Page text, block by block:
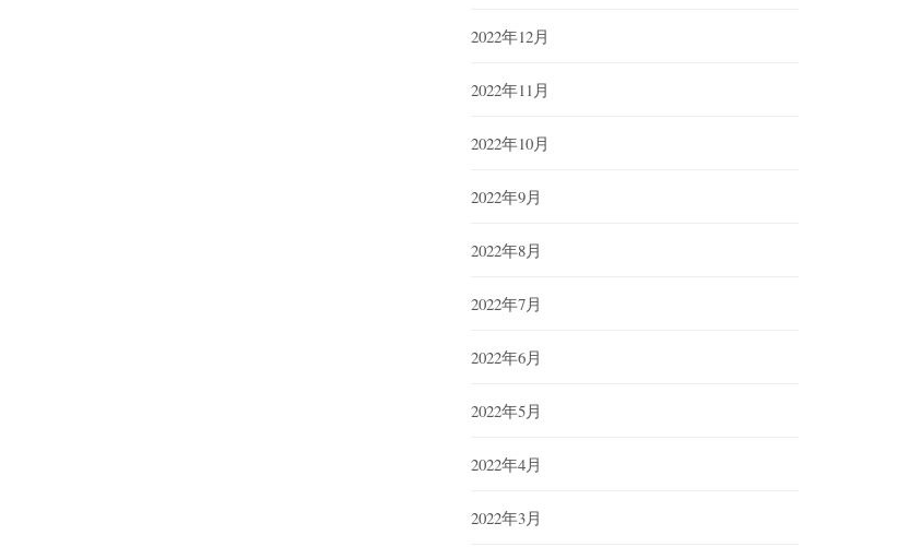
2022年12月
2022年11月
2022年10月
2022年9月
2022年8月
2022年7月
2022年6月
2022年5月
2022年4月
2022年3月